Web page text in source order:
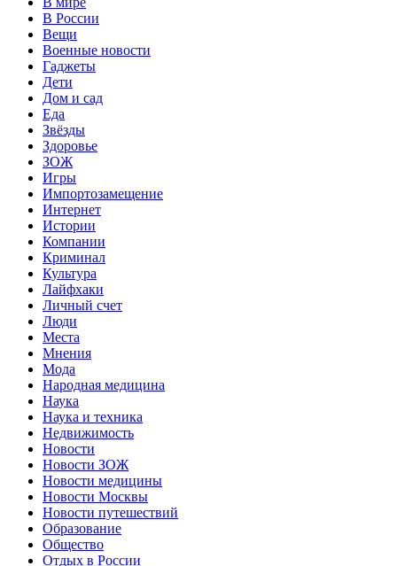
В России
Вещи
Военные новости
Гаджеты
Дети
Дом и сад
Еда
Звёзды
Здоровье
ЗОЖ
Игры
Импортозамещение
Интернет
Истории
Компании
Криминал
Культура
Лайфхаки
Личный счет
Люди
Места
Мнения
Мода
Народная медицина
Наука
Наука и техника
Недвижимость
Новости
Новости ЗОЖ
Новости медицины
Новости Москвы
Новости путешествий
Образование
Общество
Отдых в России